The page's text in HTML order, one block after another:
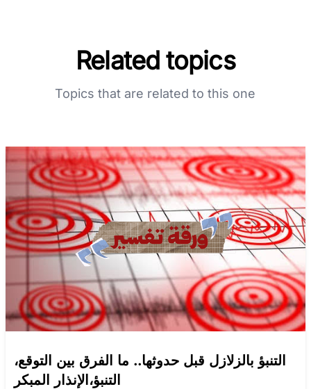
Related topics
Topics that are related to this one
التنبؤ بالزلازل قبل حدوثها.. ما الفرق بين التوقع،
التنبؤ،الإنذار المبكر